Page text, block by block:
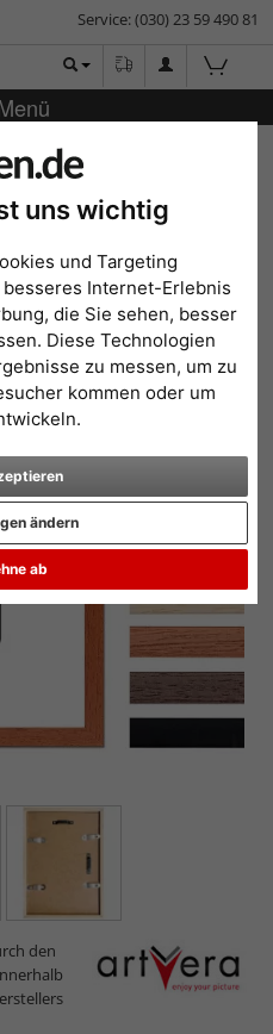
uns wichtig
und Targeting
Internet-Erlebnis
die Sie sehen, besser
Diese Technologien
zu messen, um zu
kommen oder um
ab
ändern
Service: (030) 23 59 490 81
Bilderrahmen
A4-
erstellen
den